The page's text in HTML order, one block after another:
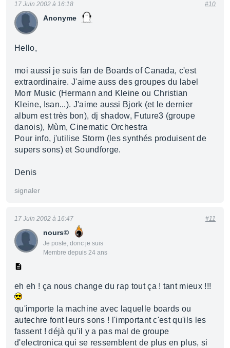
Anonyme
17 Juin 2002 à 16:18 #10
Hello,
moi aussi je suis fan de Boards of Canada, c'est
extraordinaire. J'aime auss des groupes du label
Morr Music (Hermann and Kleine ou Christian
Kleine, Isan...). J'aime aussi Bjork (et le dernier
album est très bon), dj shadow, Future3 (groupe
danois), Mùm, Cinematic Orchestra
Pour info, j'utilise Storm (les synthés produisent de
supers sons) et Soundforge.
Denis
signaler
nours©
Je poste, donc je suis
Membre depuis 24 ans
17 Juin 2002 à 16:47 #11
eh eh ! ça nous change du rap tout ça ! tant mieux !!!
qu'importe la machine avec laquelle boards ou
autechre font leurs sons ! l'important c'est qu'ils les
fassent ! déjà qu'il y a pas mal de groupe
d'electronica qui se ressemblent de plus en plus, si